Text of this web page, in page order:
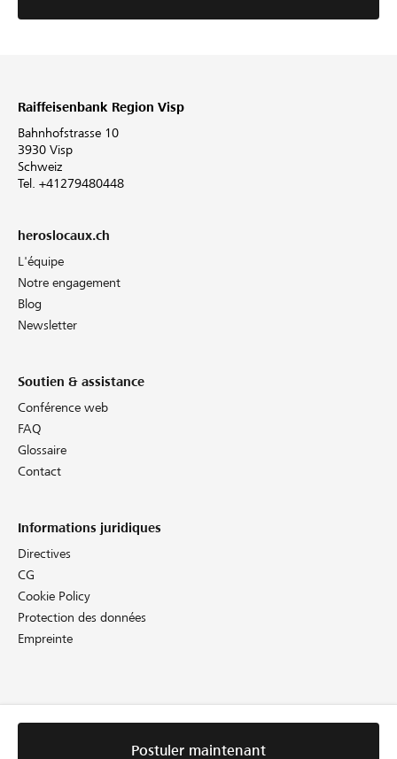
Postuler maintenant
Raiffeisenbank Region Visp
Bahnhofstrasse 10
3930 Visp
Schweiz
Tel. +41279480448
heroslocaux.ch
L'équipe
Notre engagement
Blog
Newsletter
Soutien & assistance
Conférence web
FAQ
Glossaire
Contact
Informations juridiques
Directives
CG
Cookie Policy
Protection des données
Empreinte